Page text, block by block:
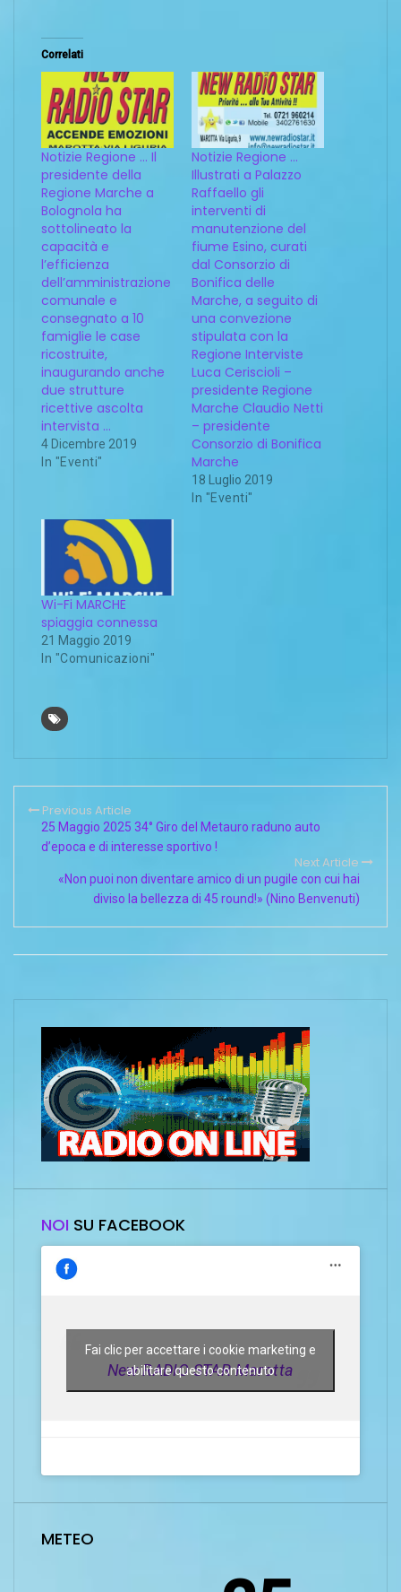
Correlati
Notizie Regione … Il
presidente della
Regione Marche a
Bolognola ha
sottolineato la
capacità e
l’efficienza
dell’amministrazione
comunale e
consegnato a 10
famiglie le case
ricostruite,
inaugurando anche
due strutture
ricettive ascolta
intervista …
4 Dicembre 2019
In "Eventi"
Notizie Regione …
Illustrati a Palazzo
Raffaello gli
interventi di
manutenzione del
fiume Esino, curati
dal Consorzio di
Bonifica delle
Marche, a seguito di
una convezione
stipulata con la
Regione Interviste
Luca Ceriscioli –
presidente Regione
Marche Claudio Netti
– presidente
Consorzio di Bonifica
Marche
18 Luglio 2019
In "Eventi"
Wi-Fi MARCHE
spiaggia connessa
21 Maggio 2019
In "Comunicazioni"
Previous Article
25 Maggio 2025 34° Giro del Metauro raduno auto
d’epoca e di interesse sportivo !
Next Article
«Non puoi non diventare amico di un pugile con cui hai
diviso la bellezza di 45 round!» (Nino Benvenuti)
NOI SU FACEBOOK
New RADIO STAR Marotta
Fai clic per accettare i cookie marketing e
abilitare questo contenuto
METEO